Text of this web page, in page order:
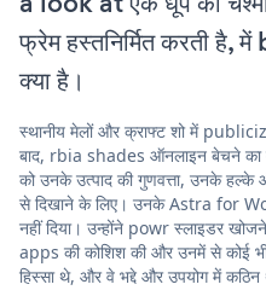
फ्रेम हस्तनिर्मित करती
क्या है।
स्थानीय मेलों और क्राफ्ट शो में
बाद, rbia shades ऑनलाइन बेचने का
को उनके उत्पाद की गुणवत्ता, उनके हल्के
से दिखाने के लिए। उनके Astra for
नहीं दिया। उन्होंने powr स्लाइडर
apps की कोशिश की और उनमें से कोई
हिस्सा थे, और वे भद्दे और उपयोग में कठिन